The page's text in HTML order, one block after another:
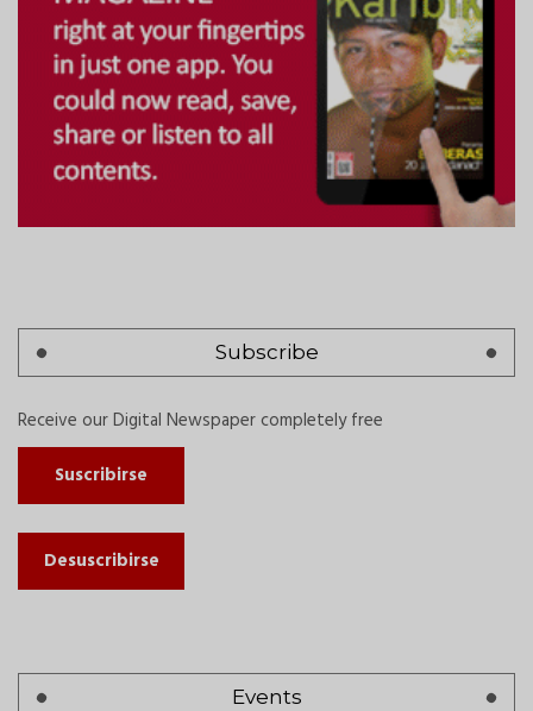
Subscribe
Receive our Digital Newspaper completely free
Suscribirse
Desuscribirse
Events